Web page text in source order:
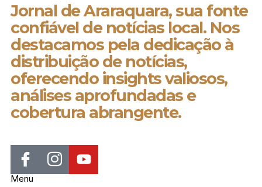
Jornal de Araraquara, sua fonte
confiável de notícias local. Nos
destacamos pela dedicação à
distribuição de notícias,
oferecendo insights valiosos,
análises aprofundadas e
cobertura abrangente.
Menu